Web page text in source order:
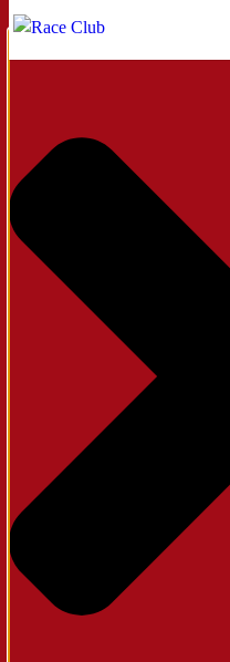
Administrer samtykke til cookies